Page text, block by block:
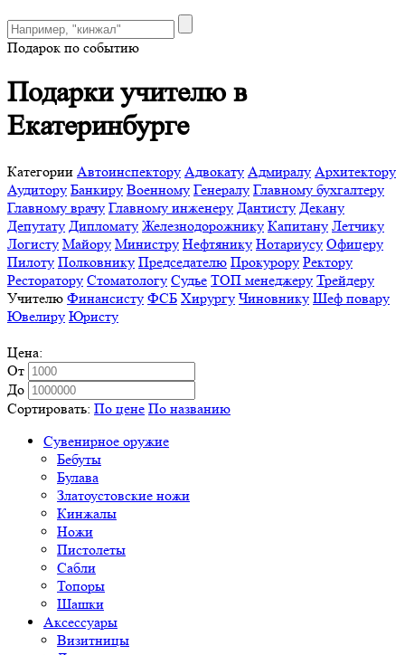
Подарок по событию
Подарки учителю в
Екатеринбурге
Категории Автоинспектору Адвокату Адмиралу Архитектору
Аудитору Банкиру Военному Генералу Главному бухгалтеру
Главному врачу Главному инженеру Дантисту Декану
Депутату Дипломату Железнодорожнику Капитану Летчику
Логисту Майору Министру Нефтянику Нотариусу Офицеру
Пилоту Полковнику Председателю Прокурору Ректору
Ресторатору Стоматологу Судье ТОП менеджеру Трейдеру
Учителю Финансисту ФСБ Хирургу Чиновнику Шеф повару
Ювелиру Юристу
Цена:
От
До
Сортировать: По цене По названию
Сувенирное оружие
Бебуты
Булава
Златоустовские ножи
Кинжалы
Ножи
Пистолеты
Сабли
Топоры
Шашки
Аксессуары
Визитницы